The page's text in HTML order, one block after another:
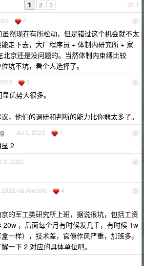
of 3
1 2 3
1
4
然现在有所松动，但是错过这个机会就不太
走下去，大厂程序员 + 体制内研究所 + 家
北京还是没问题的。当然体制内束缚比较
坑不坑，看个人选择了。
2
5
优势大很多。
，他们的调研和判断的能力比你弱太多了。
3
Jul 2, 2022 1
2
4
2, 2022
5
2022 via Android 4
的军工类研究所上班，据说很坑，包括工资
20w ，后面每个月有时候发几千，有时候 1w
一样），技术差，官僚作风严重，加班多，
一下 2 对应的具体单位吧。